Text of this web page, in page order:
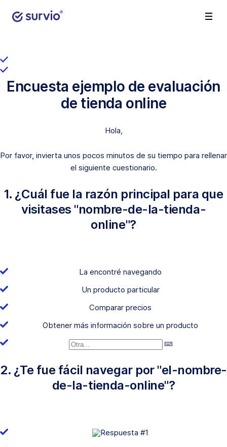
Encuesta ejemplo de evaluación
de tienda online
Hola,
Por favor, invierta unos pocos minutos de su tiempo para rellenar
el siguiente cuestionario.
1. ¿Cuál fue la razón principal para que
visitases "nombre-de-la-tienda-
online"?
La encontré navegando
Un producto particular
Comparar precios
Obtener más información sobre un producto
2. ¿Te fue fácil navegar por "el-nombre-
de-la-tienda-online"?